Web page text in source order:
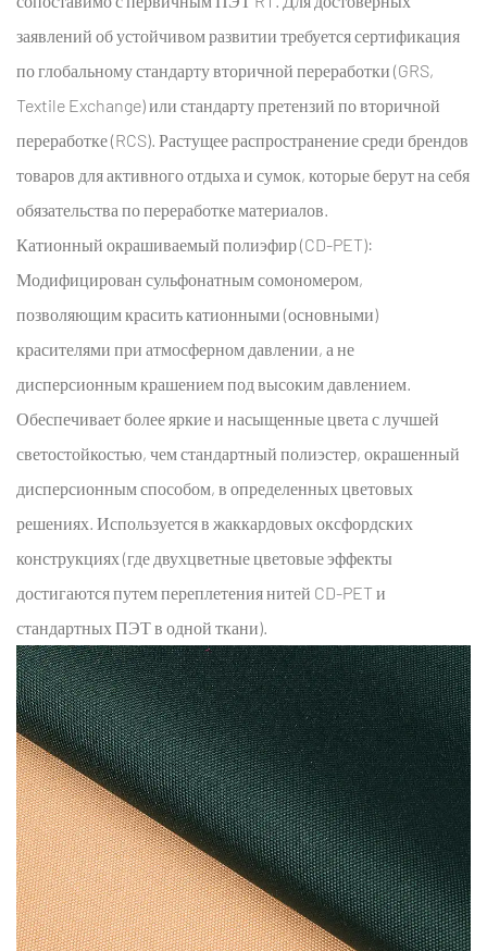
способность)
4.3
3.3
Испытания
на
напор
и
классификация
водонепроницаемости
5
600D
Оксфордская
полиэфирная
ткань
Стандарты
производительности
и
тестирование
5.1
4.1
Требования
к
механическим
характеристикам
ткани
сумки
заявлений об устойчивом развитии требуется сертификация
по глобальному стандарту вторичной переработки (GRS,
Textile Exchange) или стандарту претензий по вторичной
переработке (RCS). Растущее распространение среди брендов
товаров для активного отдыха и сумок, которые берут на себя
обязательства по переработке материалов.
Катионный окрашиваемый полиэфир (CD-PET):
Модифицирован сульфонатным сомономером,
позволяющим красить катионными (основными)
красителями при атмосферном давлении, а не
дисперсионным крашением под высоким давлением.
Обеспечивает более яркие и насыщенные цвета с лучшей
светостойкостью, чем стандартный полиэстер, окрашенный
дисперсионным способом, в определенных цветовых
решениях. Используется в жаккардовых оксфордских
конструкциях (где двухцветные цветовые эффекты
достигаются путем переплетения нитей CD-PET и
стандартных ПЭТ в одной ткани).